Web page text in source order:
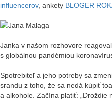
influencerov, ankety BLOGER
Janka v našom rozhovore
s globálnou pandémiou
Spotrebiteľ a jeho potreby sa
srandu z toho, že sa nedá kúpiť
a alkohole. Začína platiť: „Droždie